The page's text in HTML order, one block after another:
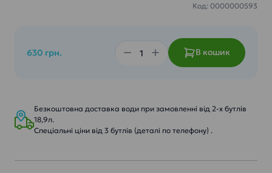
Код: 0000000593
630 грн. В кошик
Безкоштовна доставка води при замовленні від 2-х бутлів
18,9л.
Спеціальні ціни від 3 бутлів (деталі по телефону) .